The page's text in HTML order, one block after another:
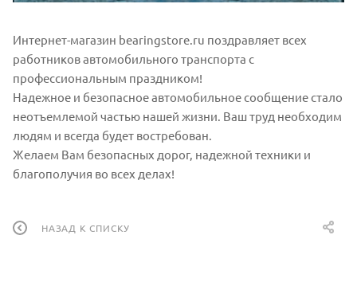
Интернет-магазин bearingstore.ru поздравляет всех
работников автомобильного транспорта с
профессиональным праздником!
Надежное и безопасное автомобильное сообщение стало
неотъемлемой частью нашей жизни. Ваш труд необходим
людям и всегда будет востребован.
Желаем Вам безопасных дорог, надежной техники и
благополучия во всех делах!
НАЗАД К СПИСКУ